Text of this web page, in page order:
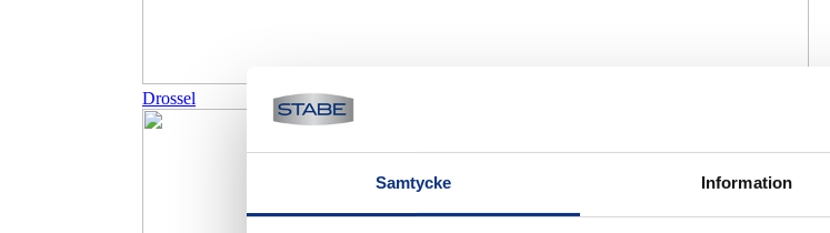
Samtycke Information
Drossel